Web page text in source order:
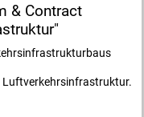
& Contract
Luftverkehrsinfrastruktur.